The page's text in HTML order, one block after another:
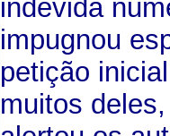
indevida
impugnou
petição
muitos